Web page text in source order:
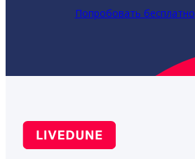
Попробовать бесплатно